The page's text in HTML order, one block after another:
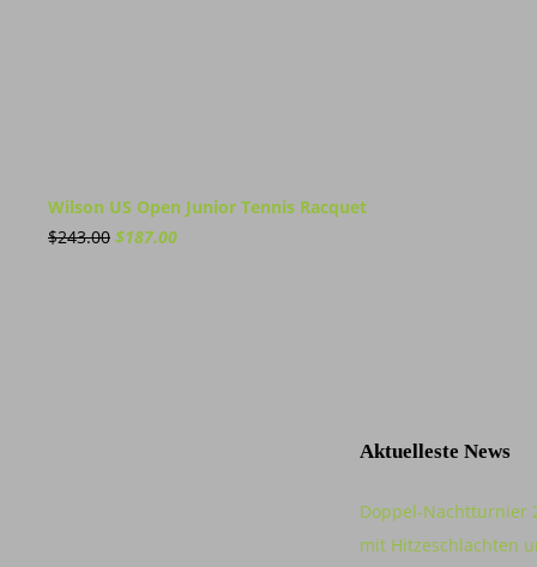
Wilson US Open Junior Tennis Racquet
$243.00 Ursprünglicher
$187.00Aktueller
Aktuelleste News
Doppel-Nachtturnier
mit Hitzeschlachten